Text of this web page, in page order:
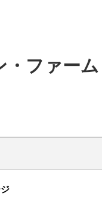
ファーム